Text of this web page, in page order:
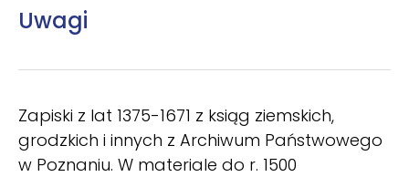
Uwagi
Zapiski z lat 1375-1671 z ksiąg ziemskich,
grodzkich i innych z Archiwum Państwowego
w Poznaniu. W materiale do r. 1500